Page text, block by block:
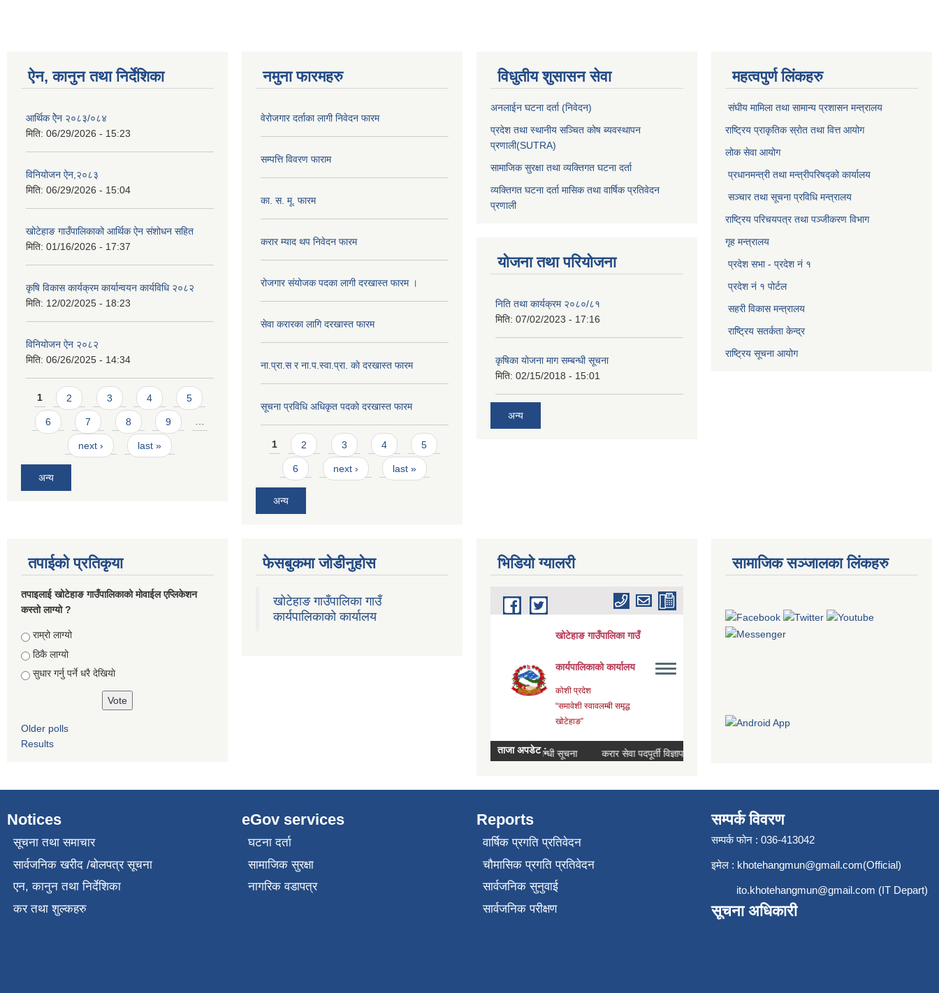
ऐन, कानुन तथा निर्देशिका
आर्थिक ऐेन २०८३/०८४
मिति: 06/29/2026 - 15:23
विनियोजन ऐन,२०८३
मिति: 06/29/2026 - 15:04
खोटेहाङ गाउँपालिकाको आर्थिक ऐन संशोधन सहित
मिति: 01/16/2026 - 17:37
कृषि विकास कार्यक्रम कार्यान्वयन कार्यविधि २०८२
मिति: 12/02/2025 - 18:23
विनियोजन ऐन २०८२
मिति: 06/26/2025 - 14:34
Pages
1 2 3 4 5
6 7 8 9 …
next › last »
अन्य
नमुना फारमहरु
वेरोजगार दर्ताका लागी निवेदन फारम
सम्पत्ति विवरण फाराम
का. स. मू. फारम
करार म्याद थप निवेदन फारम
रोजगार संयोजक पदका लागी दरखास्त फारम ।
सेवा करारका लागि दरखास्त फारम
ना‍.प्रा.स र ना.प.स्वा.प्रा. काे दरखास्त फारम
सूचना प्रविधि अधिकृत पदकाे दरखास्त फारम
Pages
1 2 3 4 5
6 next › last »
अन्य
विधुतीय शुसासन सेवा
अनलाईन घटना दर्ता (निवेदन)
प्रदेश तथा स्थानीय सञ्चित कोष ब्यवस्थापन
प्रणाली(SUTRA)
सामाजिक सुरक्षा तथा व्यक्तिगत घटना दर्ता
व्यक्तिगत घटना दर्ता मासिक तथा वार्षिक प्रतिवेदन
प्रणाली
योजना तथा परियोजना
निति तथा कार्यक्रम २०८०/८१
मिति: 07/02/2023 - 17:16
कृषिका योजना माग सम्बन्धी सूचना
मिति: 02/15/2018 - 15:01
अन्य
महत्वपुर्ण लिंकहरु
संघीय मामिला तथा सामान्य प्रशासन मन्त्रालय
राष्ट्रिय प्राकृतिक स्राेत तथा वित्त आयोग
लोक सेवा आयोग
प्रधानमन्त्री तथा मन्त्रीपरिषद्को कार्यालय
सञ्‍चार तथा सूचना प्रविधि मन्त्रालय
राष्ट्रिय परिचयपत्र तथा पञ्जीकरण विभाग​
गृह मन्त्रालय
प्रदेश सभा - प्रदेश नं १
प्रदेश नं १ पोर्टल
सहरी विकास मन्त्रालय
राष्ट्रिय सतर्कता केन्द्र
राष्ट्रिय सूचना आयोग
तपाईको प्रतिकृया
तपाइलाई खोटेहाङ गाउँपालिकाको माेवाईल एप्लिकेशन
कस्तो लाग्यो ?
Choices
राम्रो लाग्यो
ठिकै लाग्यो
सुधार गर्नु पर्ने धरै देखियाे
Older polls
Results
फेसबुकमा जोडीनुहोस
खोटेहाङ गाउँपालिका गाउँ
कार्यपालिकाको कार्यालय
भिडियाे ग्यालरी सामाजिक सञ्जालका लिंकहरु
Notices
सूचना तथा समाचार
सार्वजनिक खरीद /बोलपत्र सूचना
एन, कानुन तथा निर्देशिका
कर तथा शुल्कहरु
eGov services
घटना दर्ता
सामाजिक सुरक्षा
नागरिक वडापत्र
Reports
वार्षिक प्रगति प्रतिवेदन
चौमासिक प्रगति प्रतिवेदन
सार्वजनिक सुनुवाई
सार्वजनिक परीक्षण
सम्पर्क विवरण
सम्पर्क फोन : 036-413042
इमेल : khotehangmun@gmail.com(Official)
ito.khotehangmun@gmail.com (IT Depart)
सूचना अधिकारी